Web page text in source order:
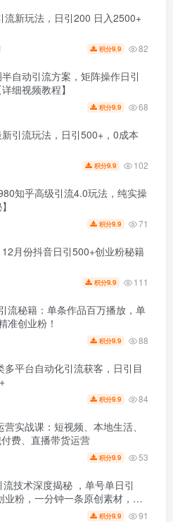
流新玩法，日引200 日入2500+
积分9.9 82
自动引流方案，矩阵操作日引
细视频教程】
积分9.9 68
引流玩法，日引500+，0成本
积分9.9 102
知乎高级引流4.0玩法，纯实操
积分9.9 71
月份抖音日引500+创业粉秘籍
积分9.9 111
流秘籍：单条作品百万播放，单
准创业粉！
积分9.9 88
多平台自动化引流获客，日引目
积分9.9 84
营实战课：短视频、本地生活、
费、直播带货运营
积分9.9 53
技术深度揭秘 ，单号单日引
业粉，一分钟一条原创素材，引
量
积分9.9 91